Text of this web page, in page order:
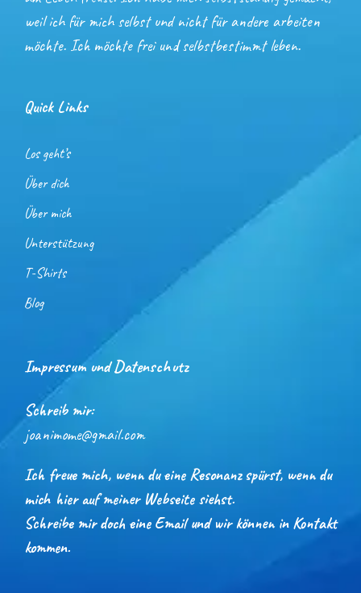
weil ich für mich selbst und nicht für andere arbeiten
möchte. Ich möchte frei und selbstbestimmt leben.
Quick Links
Los geht’s
Über dich
Über mich
Unterstützung
T-Shirts
Blog
Impressum und Datenschutz
Schreib mir:
joanimome@gmail.com
Ich freue mich, wenn du eine Resonanz spürst, wenn du
mich hier auf meiner Webseite siehst.
Schreibe mir doch eine Email und wir können in Kontakt
kommen.